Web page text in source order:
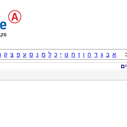
א ב ג ד ה ו ז ח ט י כ ל מ נ ס ע פ צ ק